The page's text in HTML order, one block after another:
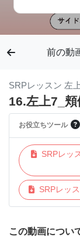
前の動
SRPレッスン 左
16.左上7_
お役立ちツール
SRPレッ
SRPレッ
この動画につい